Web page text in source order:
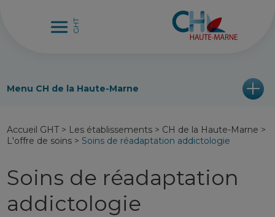
Menu CH de la Haute-Marne
Accueil GHT > Les établissements > CH de la Haute-Marne >
L'offre de soins > Soins de réadaptation addictologie
Soins de réadaptation
addictologie